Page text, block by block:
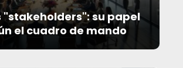
"stakeholders": su papel
el cuadro de mando